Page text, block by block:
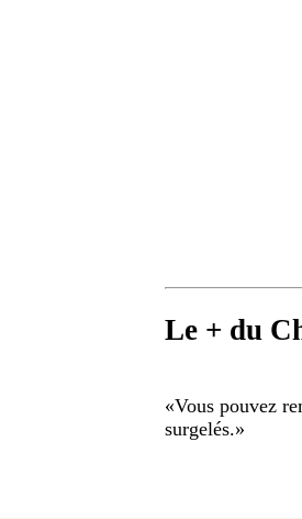
Le + du
«Vous pouvez
surgelés.»